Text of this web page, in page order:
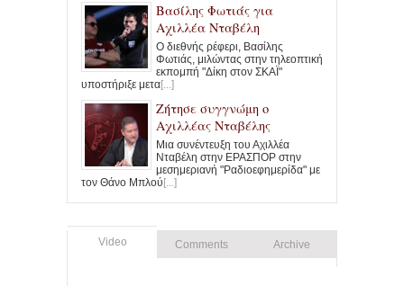
Βασίλης Φωτιάς για
Αχιλλέα Νταβέλη
Ο διεθνής ρέφερι, Βασίλης
Φωτιάς, μιλώντας στην τηλεοπτική
εκπομπή "Δίκη στον ΣΚΑΪ"
υποστήριξε μετα[...]
Ζήτησε συγγνώμη ο
Αχιλλέας Νταβέλης
Μια συνέντευξη του Αχιλλέα
Νταβέλη στην ΕΡΑΣΠΟΡ στην
μεσημεριανή "Ραδιοεφημερίδα" με
τον Θάνο Μπλού[...]
Video Comments Archive